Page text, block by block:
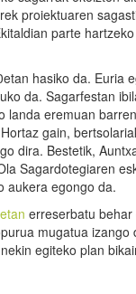
proiektuaren
parte
hasiko da. Euria
da. Sagarfestan
landa eremuan
gain,
dira. Bestetik,
Sagardotegiaren
aukera egongo da.
erreserbatu
mugatua izango
egiteko plan